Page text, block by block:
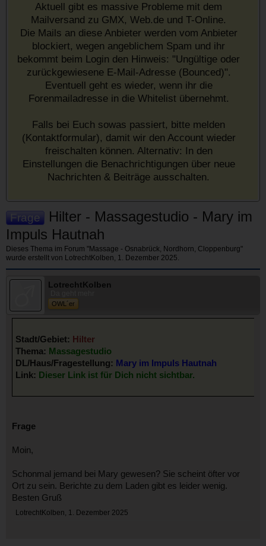
Aktuell gibt es massive Probleme mit dem
Mailversand zu GMX, Web.de und T-Online.
Die Mails an diese Anbieter werden vom Anbieter
blockiert, wegen angeblichem Spam und ihr
bekommt beim Login den Hinweis: "Ungültige oder
zurückgewiesene E-Mail-Adresse (Bounced)".
Eventuell geht es wieder, wenn ihr die
Forenmailadresse in die Whitelist übernehmt.
Falls bei Euch sowas passiert, bitte melden
(Kontaktformular), damit wir den Account wieder
freischalten können. Alternativ: In den
Einstellungen die Benachrichtigungen über neue
Nachrichten & Beiträge ausschalten.
Frage
Hilter - Massagestudio - Mary im
Impuls Hautnah
Dieses Thema im Forum "Massage - Osnabrück, Nordhorn, Cloppenburg"
wurde erstellt von LotrechtKolben, 1. Dezember 2025.
LotrechtKolben
OWL´er
Stadt/Gebiet: Hilter
Thema: Massagestudio
DL/Haus/Fragestellung: Mary im Impuls Hautnah
Link: Dieser Link ist für Dich nicht sichtbar.
Frage
Moin,
Schonmal jemand bei Mary gewesen? Sie scheint öfter vor
Ort zu sein. Berichte zu dem Laden gibt es leider wenig.
Besten Gruß
LotrechtKolben, 1. Dezember 2025